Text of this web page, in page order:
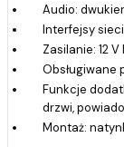
Audio:
Interfejsy
Zasilanie: 12 V
Obsługiwane
Funkcje
drzwi,
Montaż: